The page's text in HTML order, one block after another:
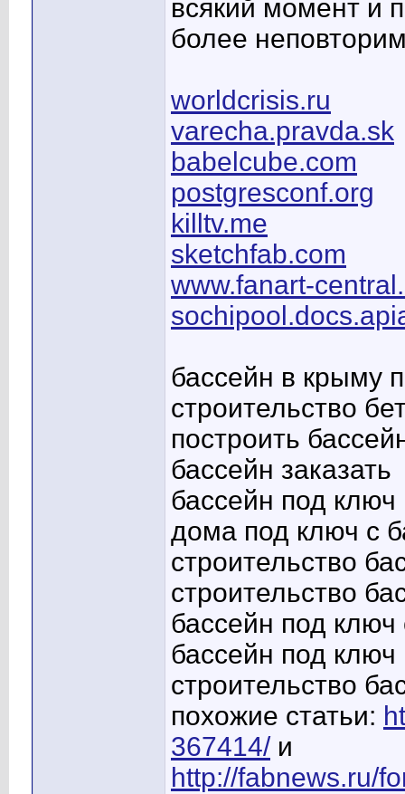
всякий момент и
более
worldcrisis.ru
varecha.pravda.sk
babelcube.com
postgresconf.org
killtv.me
sketchfab.com
www.fanart-
бассейн в крыму
строительство
построить
бассейн заказать
бассейн под
дома под ключ с
строительство
строительство
бассейн под ключ
бассейн под ключ
строительство
похожие статьи:
367414/и
http://fabnews.ru/